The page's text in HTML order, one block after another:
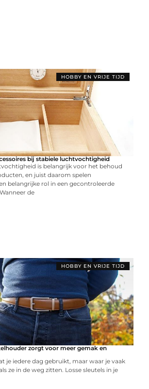
HOBBY EN VRIJE TIJD
bij stabiele luchtvochtigheid
is belangrijk voor het behoud
en juist daarom spelen
belangrijke rol in een gecontroleerde
de
HOBBY EN VRIJE TIJD
zorgt voor meer gemak en
je iedere dag gebruikt, maar waar je vaak
ze in de weg zitten. Losse sleutels in je